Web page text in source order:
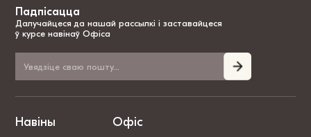
Падпісацца
Далучайцеся да нашай рассылкі і заставайцеся
ў курсе навінаў Офіса
Навіны Офіс